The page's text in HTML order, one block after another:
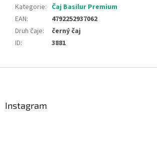
Kategorie: Čaj Basilur Premium
EAN:
4792252937062
Druh čaje:
černý čaj
ID: 3881
Instagram